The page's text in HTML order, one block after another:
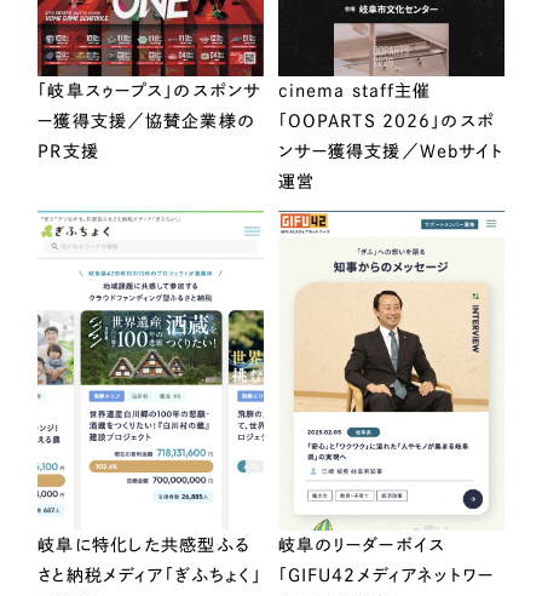
「岐阜スゥープス」のスポンサ
ー獲得支援／協賛企業様の
PR支援
cinema staff主催
「OOPARTS 2026」のスポ
ンサー獲得支援／Webサイト
運営
岐阜に特化した共感型ふる
さと納税メディア「ぎふちょく」
岐阜のリーダーボイス
「GIFU42メディアネットワー